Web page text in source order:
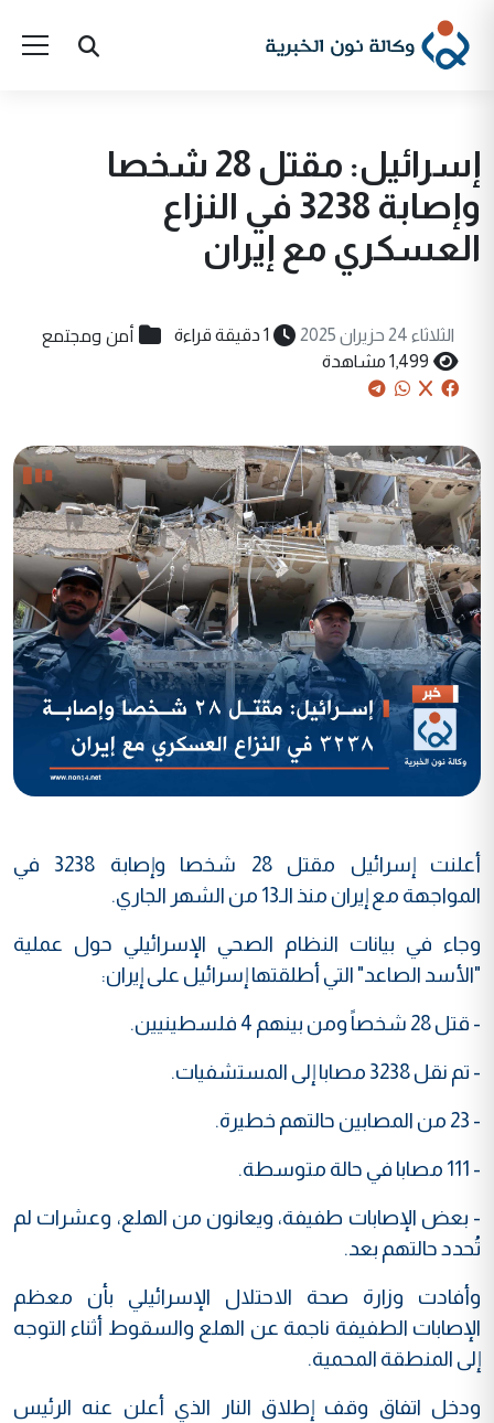
إسرائيل: مقتل 28 شخصا
وإصابة 3238 في النزاع
العسكري مع إيران
الثلاثاء 24 حزيران 2025 1 دقيقة قراءة أمن ومجتمع
1,499 مشاهدة
أعلنت إسرائيل مقتل 28 شخصا وإصابة 3238 في
المواجهة مع إيران منذ الـ13 من الشهر الجاري.
وجاء في بيانات النظام الصحي الإسرائيلي حول عملية
"الأسد الصاعد" التي أطلقتها إسرائيل على إيران:
- قتل 28 شخصاً ومن بينهم 4 فلسطينيين.
- تم نقل 3238 مصابا إلى المستشفيات.
- 23 من المصابين حالتهم خطيرة.
- 111 مصابا في حالة متوسطة.
- بعض الإصابات طفيفة، ويعانون من الهلع، وعشرات لم
تُحدد حالتهم بعد.
وأفادت وزارة صحة الاحتلال الإسرائيلي بأن معظم
الإصابات الطفيفة ناجمة عن الهلع والسقوط أثناء التوجه
إلى المنطقة المحمية.
ودخل اتفاق وقف إطلاق النار الذي أعلن عنه الرئيس